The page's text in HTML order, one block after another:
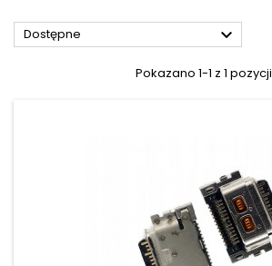
Dostępne 
Pokazano 1-1 z 1 pozycji